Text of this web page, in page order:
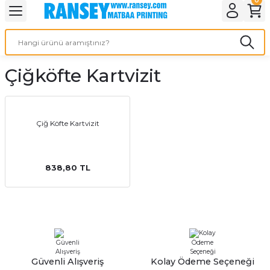
Geri Dön
Geri Dön
Geri Dön
Geri Dön
Ürünleri
Geri Dön
Geri Dön
Geri Dön
Çiğköfte Kartvizit
Çiğ Köfte Kartvizit
838,80 TL
Güvenli Alışveriş Kolay Ödeme Seçeneği